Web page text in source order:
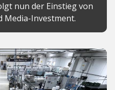
nun der Einstieg von
Media-Investment.